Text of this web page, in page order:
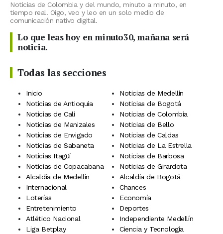
Noticias de Colombia y del mundo, minuto a minuto, en
tiempo real. Oigo, veo y leo en un solo medio de
comunicación nativo digital.
Lo que leas hoy en minuto30, mañana será
noticia.
Todas las secciones
Inicio
Noticias de Medellín
Noticias de Antioquia
Noticias de Bogotá
Noticias de Cali
Noticias de Colombia
Noticias de Manizales
Noticias de Bello
Noticias de Envigado
Noticias de Caldas
Noticias de Sabaneta
Noticias de La Estrella
Noticias Itagüí
Noticias de Barbosa
Noticias de Copacabana
Noticias de Girardota
Alcaldía de Medellín
Alcaldía de Bogotá
Internacional
Chances
Loterías
Economía
Entretenimiento
Deportes
Atlético Nacional
Independiente Medellín
Liga Betplay
Ciencia y Tecnología